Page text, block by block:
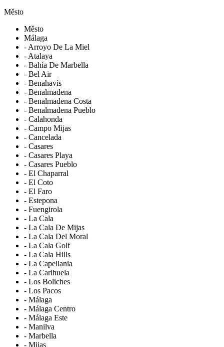
Město
Město
Málaga
- Arroyo De La Miel
- Atalaya
- Bahía De Marbella
- Bel Air
- Benahavís
- Benalmadena
- Benalmadena Costa
- Benalmadena Pueblo
- Calahonda
- Campo Mijas
- Cancelada
- Casares
- Casares Playa
- Casares Pueblo
- El Chaparral
- El Coto
- El Faro
- Estepona
- Fuengirola
- La Cala
- La Cala De Mijas
- La Cala Del Moral
- La Cala Golf
- La Cala Hills
- La Capellania
- La Carihuela
- Los Boliches
- Los Pacos
- Málaga
- Málaga Centro
- Málaga Este
- Manilva
- Marbella
- Mijas